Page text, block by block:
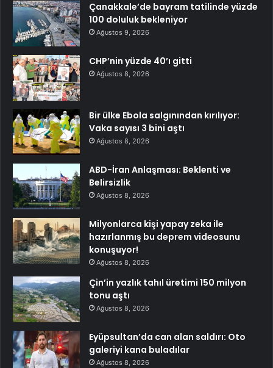
Çanakkale’de bayram tatilinde yüzde
100 doluluk bekleniyor
Ağustos 9, 2026
CHP’nin yüzde 40’ı gitti
Ağustos 8, 2026
Bir ülke Ebola salgınından kırılıyor:
Vaka sayısı 3 bini aştı
Ağustos 8, 2026
ABD-İran Anlaşması: Beklenti ve
Belirsizlik
Ağustos 8, 2026
Milyonlarca kişi yapay zeka ile
hazırlanmış bu deprem videosunu
konuşuyor!
Ağustos 8, 2026
Çin’in yazlık tahıl üretimi 150 milyon
tonu aştı
Ağustos 8, 2026
Eyüpsultan’da can alan saldırı: Oto
galeriyi kana buladılar
Ağustos 8, 2026